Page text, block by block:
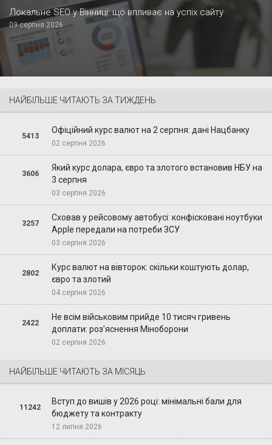
Локальне SEO у Вінниці: що впливає на успіх сайту
09 серпня 2026
НАЙБІЛЬШЕ ЧИТАЮТЬ ЗА ТИЖДЕНЬ
5413
Офіційний курс валют на 2 серпня: дані Нацбанку
02 серпня 2026
3606
Який курс долара, євро та злотого встановив НБУ на
3 серпня
03 серпня 2026
3257
Сховав у рейсовому автобусі: конфісковані ноутбуки
Apple передали на потреби ЗСУ
03 серпня 2026
2802
Курс валют на вівторок: скільки коштують долар,
євро та злотий
04 серпня 2026
2422
Не всім військовим прийде 10 тисяч гривень
доплати: роз’яснення Міноборони
02 серпня 2026
НАЙБІЛЬШЕ ЧИТАЮТЬ ЗА МІСЯЦЬ
11242
Вступ до вишів у 2026 році: мінімальні бали для
бюджету та контракту
12 липня 2026